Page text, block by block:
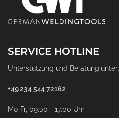
SERVICE HOTLINE
Unterstützung und Beratung unter:
+49 234 544 72162
Mo-Fr, 09:00 - 17:00 Uhr